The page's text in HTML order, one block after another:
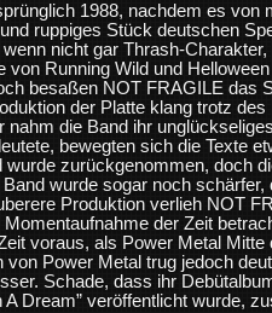
1988, nachdem es von
ruppiges Stück deutschen
nicht gar Thrash-
von Running Wild und
besaßen NOT FRAGILE das
der Platte klang trotz
die Band ihr
bewegten sich die Texte
wurde zurückgenommen, doch
wurde sogar noch
Produktion verlieh NOT
der Zeit
voraus, als Power Metal
Power Metal trug jedoch
Schade, dass ihr
A Dream” veröffentlicht wurde,